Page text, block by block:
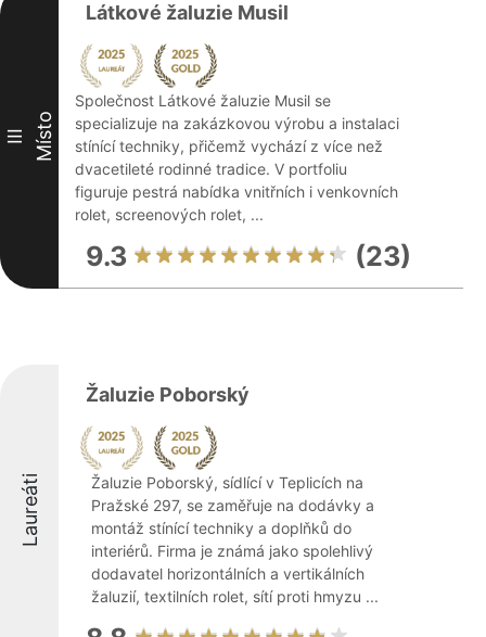
III Místo
Látkové žaluzie Musil
Společnost Látkové žaluzie Musil se
specializuje na zakázkovou výrobu a instalaci
stínící techniky, přičemž vychází z více než
dvacetileté rodinné tradice. V portfoliu
figuruje pestrá nabídka vnitřních i venkovních
rolet, screenových rolet, ...
9.3 (23)
Laureáti
Žaluzie Poborský
Žaluzie Poborský, sídlící v Teplicích na
Pražské 297, se zaměřuje na dodávky a
montáž stínící techniky a doplňků do
interiérů. Firma je známá jako spolehlivý
dodavatel horizontálních a vertikálních
žaluzií, textilních rolet, sítí proti hmyzu ...